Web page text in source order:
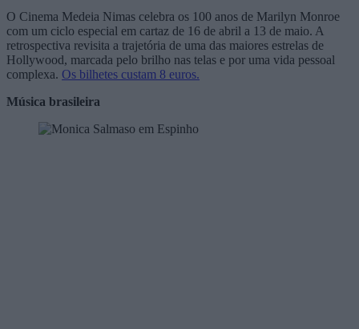
O Cinema Medeia Nimas celebra os 100 anos de Marilyn Monroe
com um ciclo especial em cartaz de 16 de abril a 13 de maio. A
retrospectiva revisita a trajetória de uma das maiores estrelas de
Hollywood, marcada pelo brilho nas telas e por uma vida pessoal
complexa. Os bilhetes custam 8 euros.
Música brasileira